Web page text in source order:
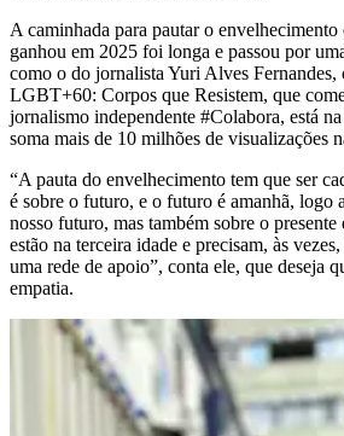
A caminhada para pautar o
ganhou em 2025 foi longa e passou por
como o do jornalista Yuri Alves
LGBT+60: Corpos que Resistem, que
jornalismo independente #Colabora, está
soma mais de 10 milhões de visualizações
“A pauta do envelhecimento tem que ser
é sobre o futuro, e o futuro é amanhã, logo
nosso futuro, mas também sobre o presente
estão na terceira idade e precisam, às
uma rede de apoio”, conta ele, que deseja
empatia.